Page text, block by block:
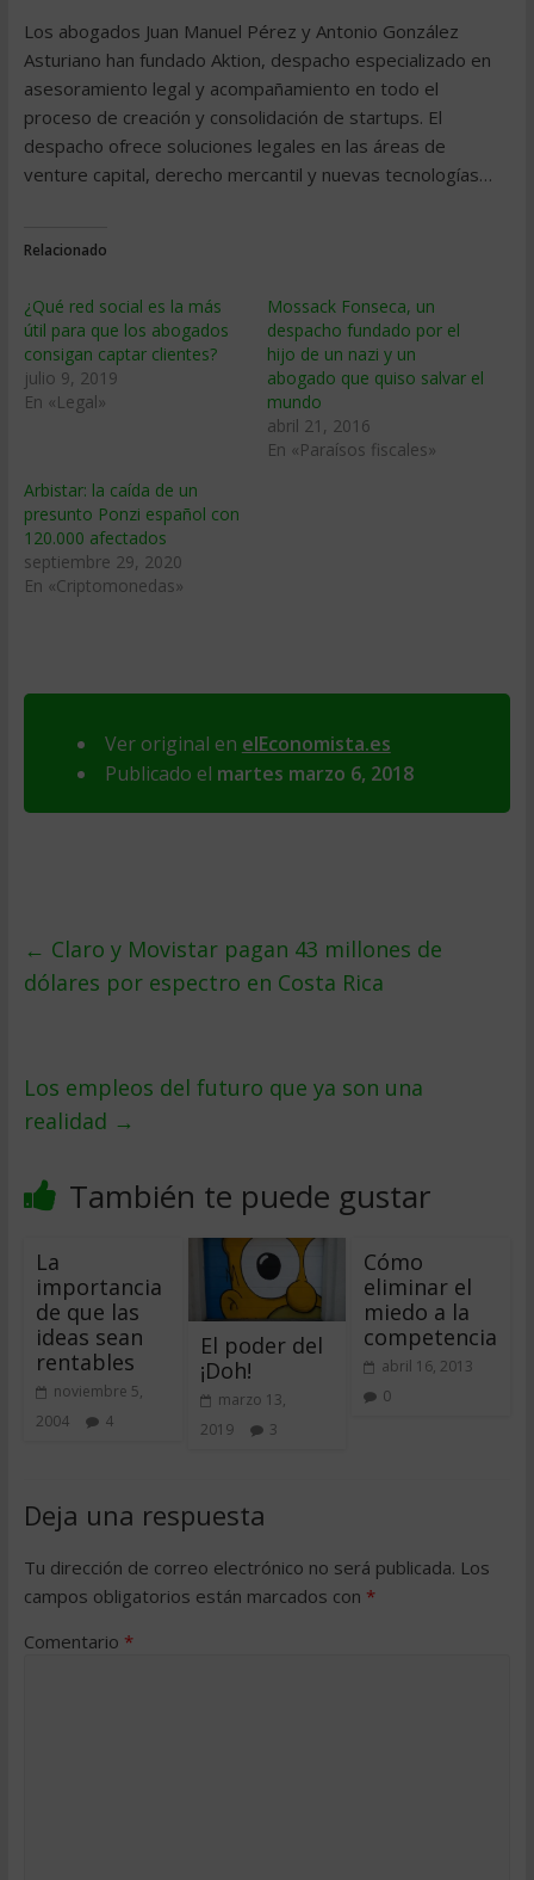
Los abogados Juan Manuel Pérez y Antonio González
Asturiano han fundado Aktion, despacho especializado en
asesoramiento legal y acompañamiento en todo el
proceso de creación y consolidación de startups. El
despacho ofrece soluciones legales en las áreas de
venture capital, derecho mercantil y nuevas tecnologías…
Relacionado
¿Qué red social es la más
útil para que los abogados
consigan captar clientes?
julio 9, 2019
En «Legal»
Mossack Fonseca, un
despacho fundado por el
hijo de un nazi y un
abogado que quiso salvar el
mundo
abril 21, 2016
En «Paraísos fiscales»
Arbistar: la caída de un
presunto Ponzi español con
120.000 afectados
septiembre 29, 2020
En «Criptomonedas»
Ver original en elEconomista.es
Publicado el martes marzo 6, 2018
← Claro y Movistar pagan 43 millones de
dólares por espectro en Costa Rica
Los empleos del futuro que ya son una
realidad →
También te puede gustar
La
importancia
de que las
ideas sean
rentables
noviembre 5,
2004
4
El poder del
¡Doh!
marzo 13,
2019
3
Cómo
eliminar el
miedo a la
competencia
abril 16, 2013
0
Deja una respuesta
Tu dirección de correo electrónico no será publicada. Los
campos obligatorios están marcados con *
Comentario *